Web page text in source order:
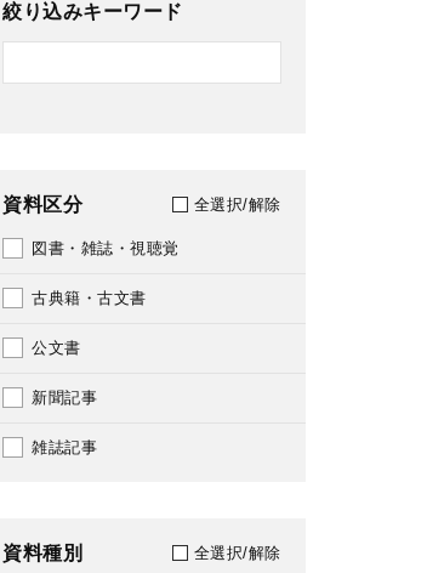
絞り込みキーワード
資料区分 全選択/解除
図書・雑誌・視聴覚
古典籍・古文書
公文書
新聞記事
雑誌記事
資料種別 全選択/解除